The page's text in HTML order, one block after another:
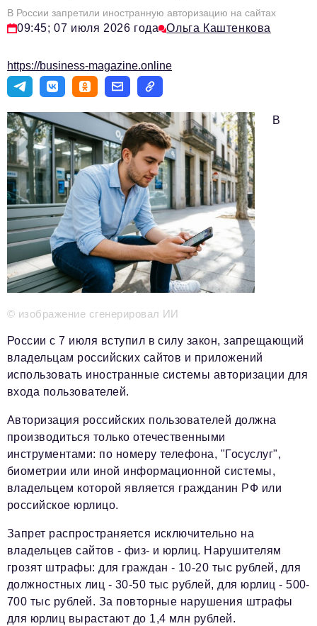
Инфраструктура развития
Туризм
Импортозамещение
Мероприятия
Авторские материалы
Видео
Телефон редакции: +7 495 727-01-67
Электронные почты редакции:
Информационный отдел
info@business-magazine.online
Отдел рекламы
podpiska@business-magazine.online
Отдел по работе с партнерами
partner@business-magazine.online
В России запретили иностранную авторизацию на сайтах
09:45; 07 июля 2026 года Ольга Каштенкова
https://business-magazine.online
© изображение сгенерировал ИИ
В
России с 7 июля вступил в силу закон, запрещающий
владельцам российских сайтов и приложений
использовать иностранные системы авторизации для
входа пользователей.
Авторизация российских пользователей должна
производиться только отечественными
инструментами: по номеру телефона, "Госуслуг",
биометрии или иной информационной системы,
владельцем которой является гражданин РФ или
российское юрлицо.
Запрет распространяется исключительно на
владельцев сайтов - физ- и юрлиц. Нарушителям
грозят штрафы: для граждан - 10-20 тыс рублей, для
должностных лиц - 30-50 тыс рублей, для юрлиц - 500-
700 тыс рублей. За повторные нарушения штрафы
для юрлиц вырастают до 1,4 млн рублей.